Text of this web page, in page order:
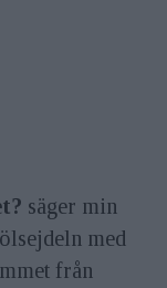
säger min
med
från